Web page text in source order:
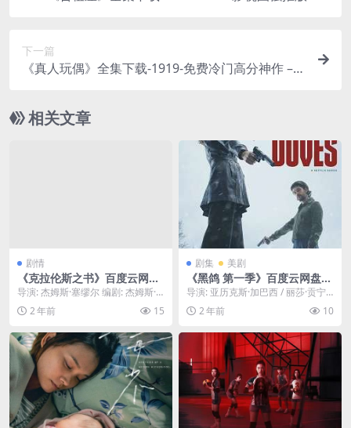
下一篇
《真人玩偶》全集下载-1919-免费冷门高分神作 –
相关文章
剧情
《克拉伦斯之书》百度云网盘
下载.阿里云盘.英语中字.(202
3)
导演: 杰姆斯·塞缪尔 编剧: 杰姆斯·
塞缪尔 资源下载：克拉伦斯之书阿
里云盘,...
2 年前 15
剧集 美剧
《黑鸽 第一季》百度云网盘下
载.阿里云盘.英语中字.(2024)
导演: 亚历克斯·加巴西 / 丽莎·贡宁
编剧: 乔·巴顿 资源下载：黑鸽第一
季...2 年前 10